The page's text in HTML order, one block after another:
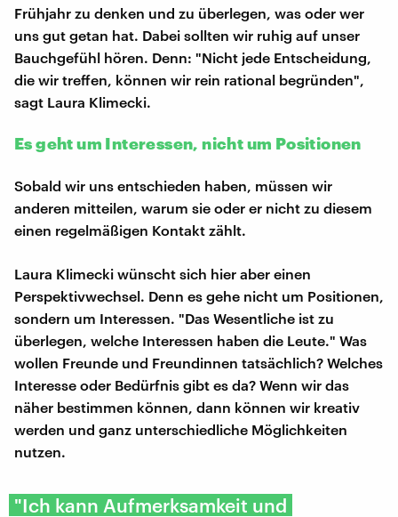
Frühjahr zu denken und zu überlegen, was oder wer
uns gut getan hat. Dabei sollten wir ruhig auf unser
Bauchgefühl hören. Denn: "Nicht jede Entscheidung,
die wir treffen, können wir rein rational begründen",
sagt Laura Klimecki.
Es geht um Interessen, nicht um Positionen
Sobald wir uns entschieden haben, müssen wir
anderen mitteilen, warum sie oder er nicht zu diesem
einen regelmäßigen Kontakt zählt.
Laura Klimecki wünscht sich hier aber einen
Perspektivwechsel. Denn es gehe nicht um Positionen,
sondern um Interessen. "Das Wesentliche ist zu
überlegen, welche Interessen haben die Leute." Was
wollen Freunde und Freundinnen tatsächlich? Welches
Interesse oder Bedürfnis gibt es da? Wenn wir das
näher bestimmen können, dann können wir kreativ
werden und ganz unterschiedliche Möglichkeiten
nutzen.
"Ich kann Aufmerksamkeit und